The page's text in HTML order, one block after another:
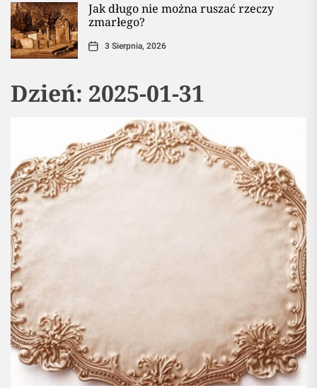
Jak długo nie można ruszać rzeczy
zmarłego?
3 Sierpnia, 2026
Dzień: 2025-01-31